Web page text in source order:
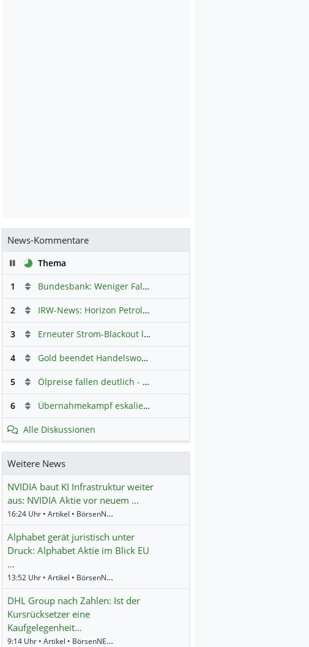
News-Kommentare
PauseThema
1
Bundesbank: Weniger Falschgeld in Deutschland
2 IRW-News: Horizon Petroleum Ltd. : Horizon Petroleum beginnt mit der Testförderung im Projekt Lachowice in Polen und schließt die Platzierung einer überzeichneten Wandelanleihe ab
3 Erneuter Strom-Blackout legt ganz Kuba lahm
4 Gold beendet Handelswoche mit Knall: Barrick Mining – Ist diese Aktie wieder ein Kauf?
5 Ölpreise fallen deutlich - Fortschritte zwischen USA und Iran belasten
6 Übernahmekampf eskaliert: Wird die Commerzbank italienisch?
Alle Diskussionen
Weitere News
NVIDIA baut KI Infrastruktur weiter
aus: NVIDIA Aktie vor neuem …
16:24 Uhr • Artikel • BörsenNEWS.de
Alphabet gerät juristisch unter
Druck: Alphabet Aktie im Blick EU
…
13:52 Uhr • Artikel • BörsenNEWS.de
DHL Group nach Zahlen: Ist der
Kursrücksetzer eine
Kaufgelegenheit…
9:14 Uhr • Artikel • BörsenNEWS.de